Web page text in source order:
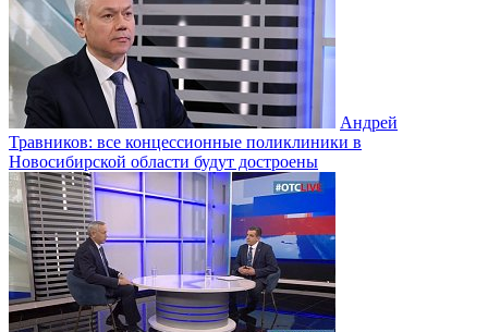
Андрей
Травников: все концессионные поликлиники в
Новосибирской области будут достроены